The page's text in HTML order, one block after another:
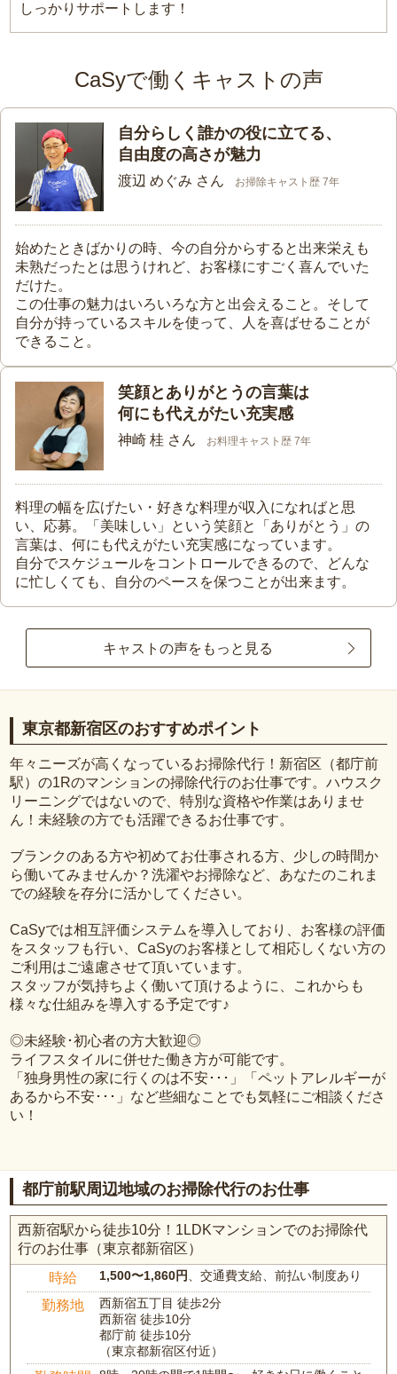
しっかりサポートします！
CaSyで働くキャストの声
自分らしく誰かの役に立てる、
自由度の高さが魅力
渡辺 めぐみ さん お掃除キャスト歴 7年
始めたときばかりの時、今の自分からすると出来栄えも
未熟だったとは思うけれど、お客様にすごく喜んでいた
だけた。
この仕事の魅力はいろいろな方と出会えること。そして
自分が持っているスキルを使って、人を喜ばせることが
できること。
笑顔とありがとうの言葉は
何にも代えがたい充実感
神崎 桂 さん お料理キャスト歴 7年
料理の幅を広げたい・好きな料理が収入になればと思
い、応募。「美味しい」という笑顔と「ありがとう」の
言葉は、何にも代えがたい充実感になっています。
自分でスケジュールをコントロールできるので、どんな
に忙しくても、自分のペースを保つことが出来ます。
キャストの声をもっと見る
東京都新宿区のおすすめポイント
年々ニーズが高くなっているお掃除代行！新宿区（都庁前
駅）の1Rのマンションの掃除代行のお仕事です。ハウスク
リーニングではないので、特別な資格や作業はありませ
ん！未経験の方でも活躍できるお仕事です。
ブランクのある方や初めてお仕事される方、少しの時間か
ら働いてみませんか？洗濯やお掃除など、あなたのこれま
での経験を存分に活かしてください。
CaSyでは相互評価システムを導入しており、お客様の評価
をスタッフも行い、CaSyのお客様として相応しくない方の
ご利用はご遠慮させて頂いています。
スタッフが気持ちよく働いて頂けるように、これからも
様々な仕組みを導入する予定です♪
◎未経験･初心者の方大歓迎◎
ライフスタイルに併せた働き方が可能です。
「独身男性の家に行くのは不安･･･」「ペットアレルギーが
あるから不安･･･」など些細なことでも気軽にご相談くださ
い！
都庁前駅周辺地域のお掃除代行のお仕事
西新宿駅から徒歩10分！1LDKマンションでのお掃除代
行のお仕事（東京都新宿区）
時給 1,500〜1,860円、交通費支給、前払い制度あり
勤務地
西新宿五丁目 徒歩2分
西新宿 徒歩10分
都庁前 徒歩10分
（東京都新宿区付近）